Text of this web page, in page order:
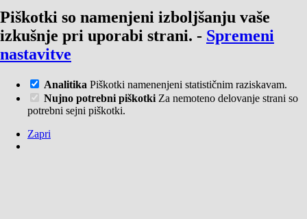
Piškotki so namenjeni izboljšanju vaše
izkušnje pri uporabi strani. - Spremeni
nastavitve
Analitika Piškotki namenenjeni statističnim raziskavam.
Nujno potrebni piškotki Za nemoteno delovanje strani so
potrebni sejni piškotki.
Zapri